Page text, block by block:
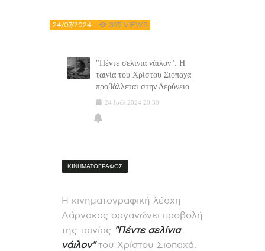
24/07/2024 395 VIEWS
"Πέντε σελίνια νάιλον": Η
ταινία του Χρίστου Σιοπαχά
προβάλλεται στην Δερύνεια
24 Ιούλ 2024 20:30
ΚΙΝΗΜΑΤΟΓΡΑΦΟΣ
Η κινηματογραφική λέσχη
Λάρνακας οργανώνει προβολή
της ταινίας "Πέντε σελίνια
νάιλον"του Χρίστου Σιοπαχά.